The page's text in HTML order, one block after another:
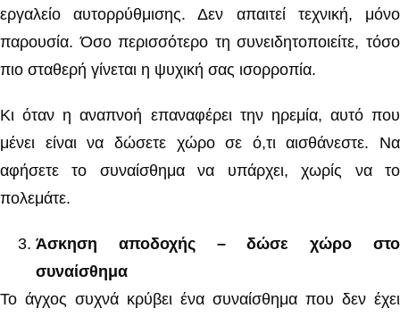
εργαλείο αυτορρύθμισης. Δεν απαιτεί τεχνική, μόνο
παρουσία. Όσο περισσότερο τη συνειδητοποιείτε, τόσο
πιο σταθερή γίνεται η ψυχική σας ισορροπία.
Κι όταν η αναπνοή επαναφέρει την ηρεμία, αυτό που
μένει είναι να δώσετε χώρο σε ό,τι αισθάνεστε. Να
αφήσετε το συναίσθημα να υπάρχει, χωρίς να το
πολεμάτε.
Άσκηση αποδοχής – δώσε χώρο στο
συναίσθημα
Το άγχος συχνά κρύβει ένα συναίσθημα που δεν έχει